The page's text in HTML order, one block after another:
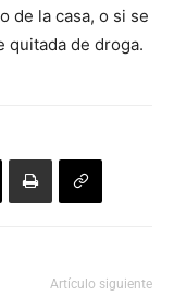
de la casa, o si se
quitada de droga.
Artículo siguiente